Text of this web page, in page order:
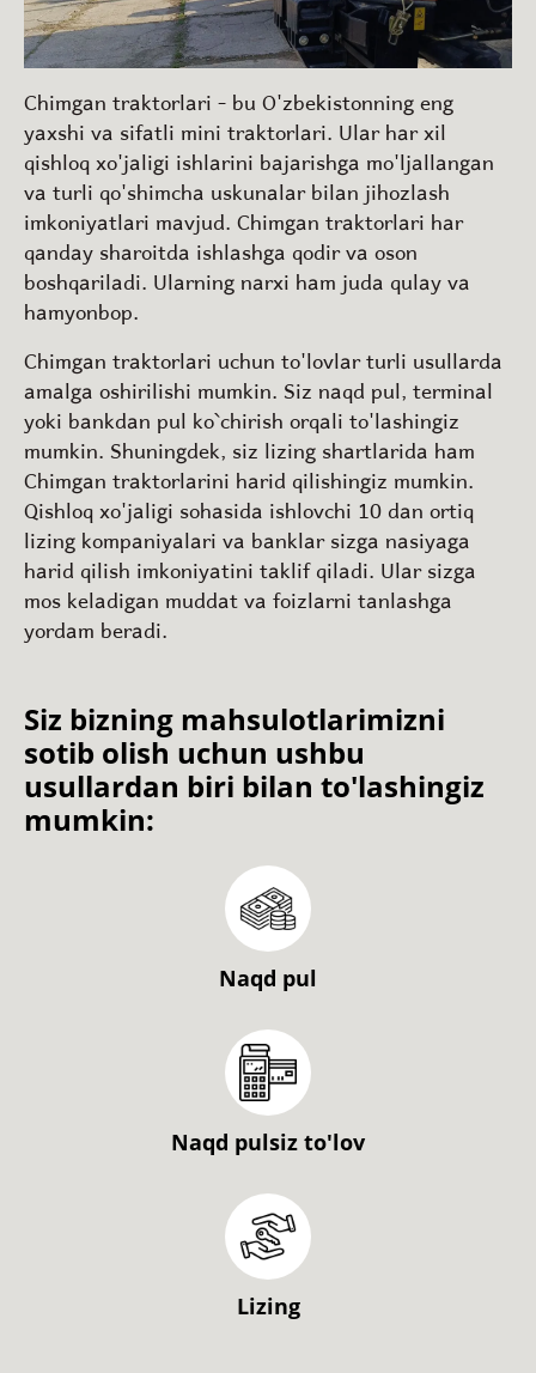
Chimgan traktorlari - bu O'zbekistonning eng
yaxshi va sifatli mini traktorlari. Ular har xil
qishloq xo'jaligi ishlarini bajarishga mo'ljallangan
va turli qo'shimcha uskunalar bilan jihozlash
imkoniyatlari mavjud. Chimgan traktorlari har
qanday sharoitda ishlashga qodir va oson
boshqariladi. Ularning narxi ham juda qulay va
hamyonbop.
Chimgan traktorlari uchun to'lovlar turli usullarda
amalga oshirilishi mumkin. Siz naqd pul, terminal
yoki bankdan pul ko`chirish orqali to'lashingiz
mumkin. Shuningdek, siz lizing shartlarida ham
Chimgan traktorlarini harid qilishingiz mumkin.
Qishloq xo'jaligi sohasida ishlovchi 10 dan ortiq
lizing kompaniyalari va banklar sizga nasiyaga
harid qilish imkoniyatini taklif qiladi. Ular sizga
mos keladigan muddat va foizlarni tanlashga
yordam beradi.
Siz bizning mahsulotlarimizni
sotib olish uchun ushbu
usullardan biri bilan to'lashingiz
mumkin:
Naqd pul
Naqd pulsiz to'lov
Lizing